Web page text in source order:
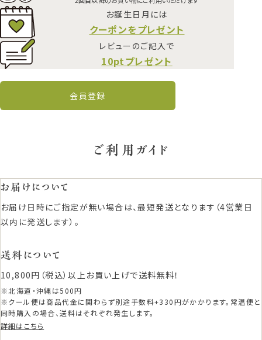
お誕生日月には
クーポンをプレゼント
レビューのご記入で
10ptプレゼント
会員登録
ご利用ガイド
お届けについて
お届け日時にご指定が無い場合は、最短発送となります（4営業日
以内に発送します）。
送料について
10,800円（税込）以上お買い上げで送料無料！
※北海道・沖縄は500円
※クール便は商品代金に関わらず別途手数料+330円がかかります。常温便と
同時購入の場合、送料はそれぞれ発生します。
詳細はこちら